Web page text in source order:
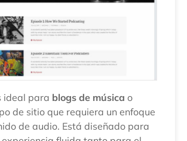
ideal para blogs de música o
de sitio que requiera un enfoque
de audio. Está diseñado para